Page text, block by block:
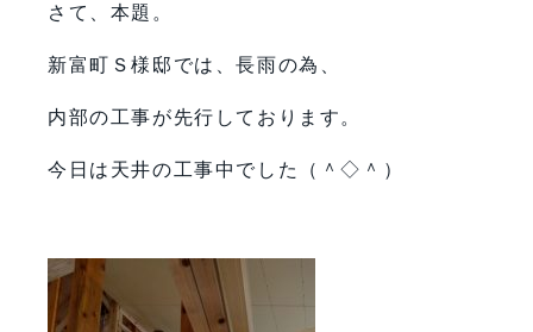
さて、本題。
新富町Ｓ様邸では、長雨の為、
内部の工事が先行しております。
今日は天井の工事中でした（＾◇＾）